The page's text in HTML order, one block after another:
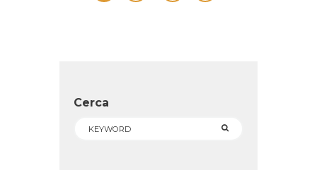
Cerca